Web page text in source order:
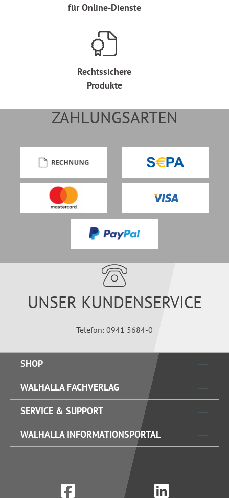
für Online-Dienste
Rechtssichere
Produkte
ZAHLUNGSARTEN
UNSER KUNDENSERVICE
Telefon: 0941 5684-0
SHOP
WALHALLA FACHVERLAG
SERVICE & SUPPORT
WALHALLA INFORMATIONSPORTAL